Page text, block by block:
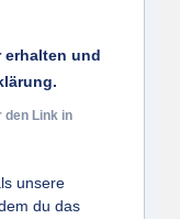
erhalten und
den Link in
unsere
du das